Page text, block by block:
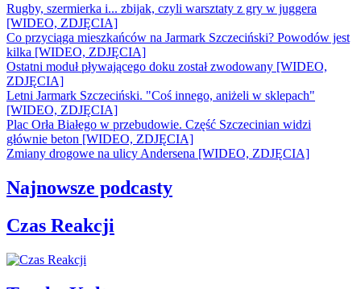
Rugby, szermierka i... zbijak, czyli warsztaty z gry w juggera
[WIDEO, ZDJĘCIA]
Co przyciąga mieszkańców na Jarmark Szczeciński? Powodów jest
kilka [WIDEO, ZDJĘCIA]
Ostatni moduł pływającego doku został zwodowany [WIDEO,
ZDJĘCIA]
Letni Jarmark Szczeciński. "Coś innego, aniżeli w sklepach"
[WIDEO, ZDJĘCIA]
Plac Orła Białego w przebudowie. Część Szczecinian widzi
głównie beton [WIDEO, ZDJĘCIA]
Zmiany drogowe na ulicy Andersena [WIDEO, ZDJĘCIA]
Najnowsze podcasty
Czas Reakcji